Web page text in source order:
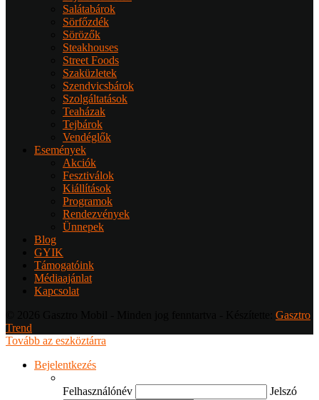
Salátabárok
Sörfőzdék
Sörözők
Steakhouses
Street Foods
Szaküzletek
Szendvicsbárok
Szolgáltatások
Teaházak
Tejbárok
Vendéglők
Események
Akciók
Fesztiválok
Kiállítások
Programok
Rendezvények
Ünnepek
Blog
GYIK
Támogatóink
Médiaajánlat
Kapcsolat
Gasztro
Trend
Tovább az eszköztárra
Bejelentkezés
Felhasználónév Jelszó